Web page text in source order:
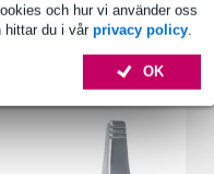
och hur vi använder oss
hittar du i vår privacy policy.
OK